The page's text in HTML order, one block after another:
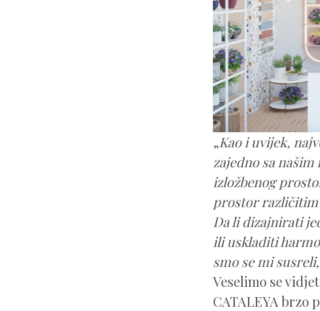
„Kao i uvijek,
zajedno sa
izložbenog
prostor različitim
Da li dizajnirati
ili uskladiti
smo se mi
Veselimo se
CATALEYA brzo